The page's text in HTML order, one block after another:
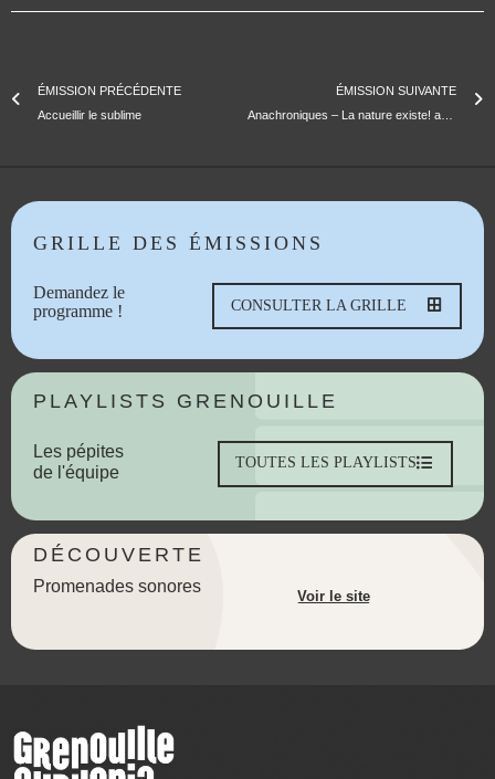
ÉMISSION PRÉCÉDENTE
Accueillir le sublime
ÉMISSION SUIVANTE
Anachroniques – La nature existe! avec Renaud Garcia et Michel Blay
GRILLE DES ÉMISSIONS
Demandez le
programme !
CONSULTER LA GRILLE
PLAYLISTS GRENOUILLE
Les pépites
de l'équipe
TOUTES LES PLAYLISTS
DÉCOUVERTE
Promenades sonores
Voir le site